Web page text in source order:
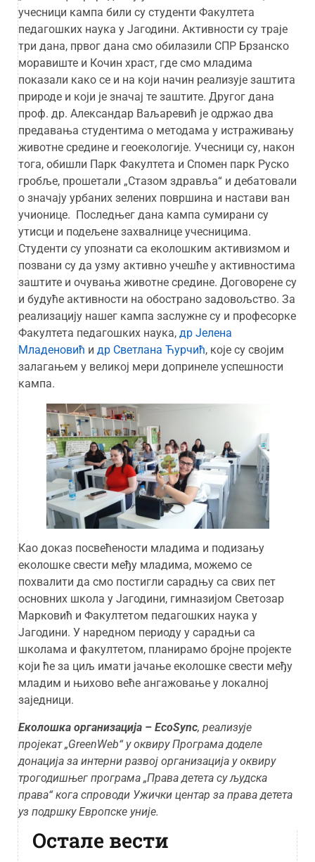
учесници кампа били су студенти Факултета
педагошких наука у Јагодини. Активности су траје
три дана, првог дана смо обилазили СПР Брзанско
моравиште и Кочин храст, где смо младима
показали како се и на који начин реализује заштита
природе и који је значај те заштите. Другог дана
проф. др. Александар Ваљаревић је одржао два
предавања студентима о методама у истраживању
животне средине и геоекологије. Учесници су, након
тога, обишли Парк Факултета и Спомен парк Руско
гробље, прошетали „Стазом здравља“ и дебатовали
о значају урбаних зелених површина и настави ван
учионице. Последњег дана кампа сумирани су
утисци и подељене захвалнице учесницима.
Студенти су упознати са еколошким активизмом и
позвани су да узму активно учешће у активностима
заштите и очувања животне средине. Договорене су
и будуће активности на обострано задовољство. За
реализацију нашег кампа заслужне су и професорке
Факултета педагошких наука, др Јелена
Младеновић и др Светлана Ћурчић, које су својим
залагањем у великој мери допринеле успешности
кампа.
Као доказ посвећености младима и подизању
еколошке свести међу младима, можемо се
похвалити да смо постигли сарадњу са свих пет
основних школа у Јагодини, гимназијом Светозар
Марковић и Факултетом педагошких наука у
Јагодини. У наредном периоду у сарадњи са
школама и факултетом, планирамо бројне пројекте
који ће за циљ имати јачање еколошке свести међу
младим и њихово веће ангажовање у локалној
заједници.
Еколошка организација – EcoSync, реализује
пројекат „GreenWeb“ у оквиру Програма доделе
донација за интерни развој организација у оквиру
трогодишњег програма „Права детета су људска
права“ кога спроводи Ужички центар за права детета
уз подршку Европске уније.
Остале вести